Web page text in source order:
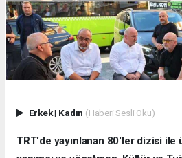
Erkek| Kadın (Haberi Sesli Oku)
TRT'de yayınlanan 80'ler dizisi ile